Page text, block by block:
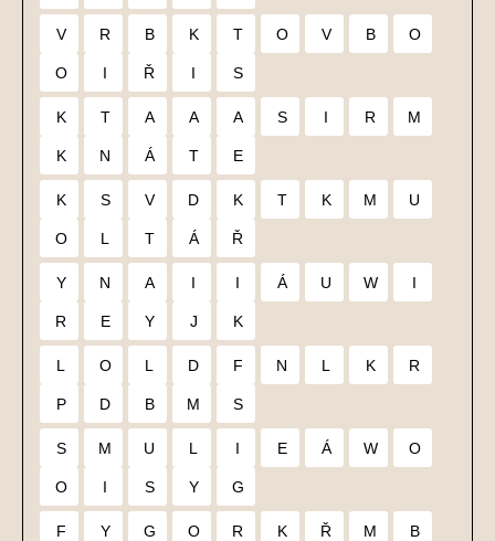
V R B K T O V B O
O I Ř I S
K T A A A S I R M
K N Á T E
K S V D K T K M U
O L T Á Ř
Y N A I I Á U W I
R E Y J K
L O L D F N L K R
P D B M S
S M U L I E Á W O
O I S Y G
F Y G O R K Ř M B